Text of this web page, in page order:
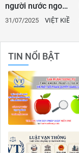
LAW
người nước ngoài
tại Việt Nam
31/07/2025 VIỆT KIỀU
TIN NỔI BẬT